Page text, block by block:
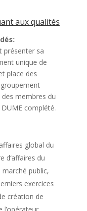
aux qualités
présenter sa
unique de
place des
membres du
complété.
global du
d’affaires du
marché public,
exercices
création de